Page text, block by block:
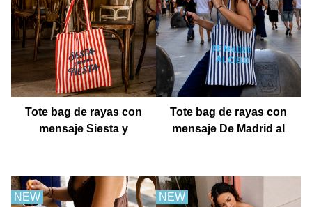
Tote bag de rayas con
mensaje Siesta y
Tote bag de rayas con
mensaje De Madrid al
NEW NEW